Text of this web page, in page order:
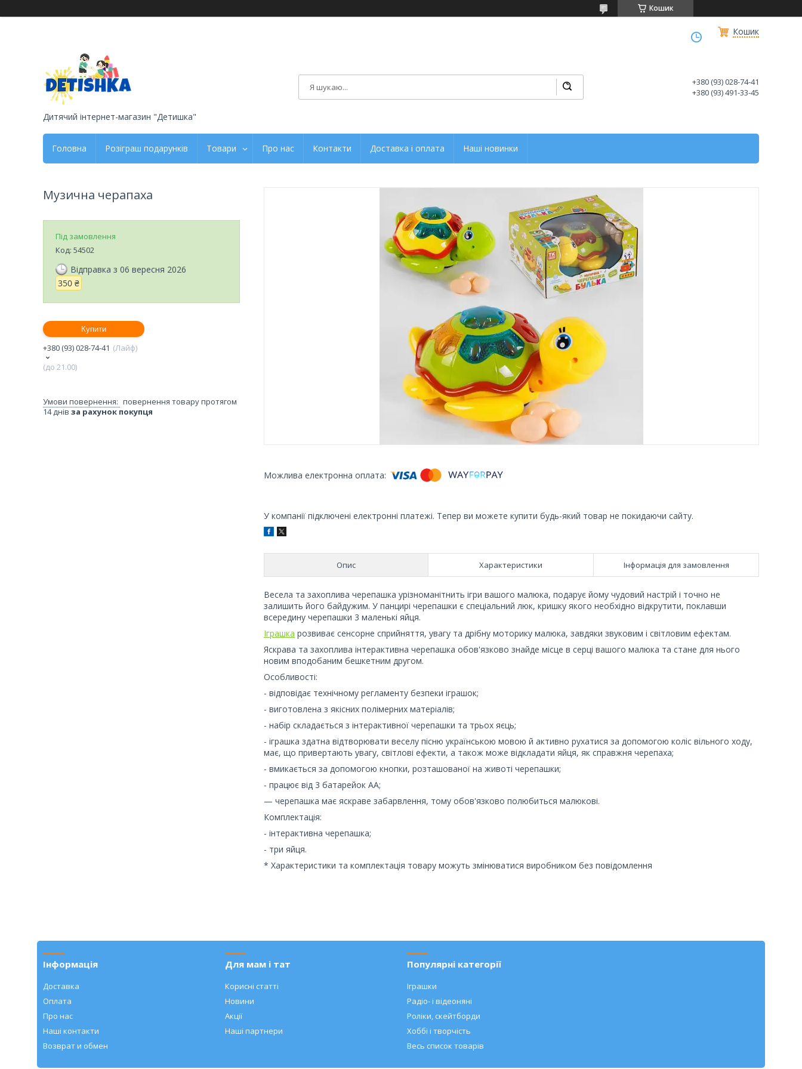
Кошик
Кошик
Дитячий інтернет-магазин "Детишка"
+380 (93) 028-74-41
+380 (93) 491-33-45
Головна Розіграш подарунків Товари Про нас Контакти Доставка і оплата Наші новинки
У компанії підключені електронні платежі. Тепер ви можете купити будь-який товар не покидаючи сайту.
Опис Характеристики Інформація для замовлення
Весела та захоплива черепашка урізноманітнить ігри вашого малюка, подарує йому чудовий настрій і точно не
залишить його байдужим. У панцирі черепашки є спеціальний люк, кришку якого необхідно відкрутити, поклавши
всередину черепашки 3 маленькі яйця.
Іграшка розвиває сенсорне сприйняття, увагу та дрібну моторику малюка, завдяки звуковим і світловим ефектам.
Яскрава та захоплива інтерактивна черепашка обов'язково знайде місце в серці вашого малюка та стане для нього
новим вподобаним бешкетним другом.
Особливості:
- відповідає технічному регламенту безпеки іграшок;
- виготовлена з якісних полімерних матеріалів;
- набір складається з інтерактивної черепашки та трьох яєць;
- іграшка здатна відтворювати веселу пісню українською мовою й активно рухатися за допомогою коліс вільного ходу,
має, що привертають увагу, світлові ефекти, а також може відкладати яйця, як справжня черепаха;
- вмикається за допомогою кнопки, розташованої на животі черепашки;
- працює від 3 батарейок АА;
— черепашка має яскраве забарвлення, тому обов'язково полюбиться малюкові.
Комплектація:
- інтерактивна черепашка;
- три яйця.
* Характеристики та комплектація товару можуть змінюватися виробником без повідомлення
Музична черапаха
Під замовлення
Код: 54502
Відправка з 06 вересня 2026
350 ₴
Купити
+380 (93) 028-74-41
Лайф
(до 21.00)
повернення товару протягом
14 днів за рахунок покупця
Інформація
Доставка
Оплата
Про нас
Наші контакти
Возврат и обмен
Для мам і тат
Корисні статті
Новини
Акції
Наші партнери
Популярні категорії
Іграшки
Радіо- і відеоняні
Роліки, скейтборди
Хоббі і творчість
Весь список товарів